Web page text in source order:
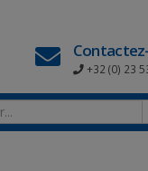
+32 (0) 23